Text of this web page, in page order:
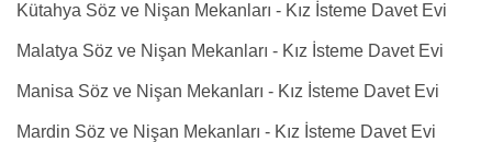
Kütahya Söz ve Nişan Mekanları - Kız İsteme Davet Evi
Malatya Söz ve Nişan Mekanları - Kız İsteme Davet Evi
Manisa Söz ve Nişan Mekanları - Kız İsteme Davet Evi
Mardin Söz ve Nişan Mekanları - Kız İsteme Davet Evi